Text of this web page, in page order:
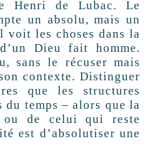
Henri de Lubac. Le
un absolu, mais un
voit les choses dans la
Dieu fait homme.
sans le récuser mais
contexte. Distinguer
que les structures
du temps – alors que la
ou de celui qui reste
est d’absolutiser une